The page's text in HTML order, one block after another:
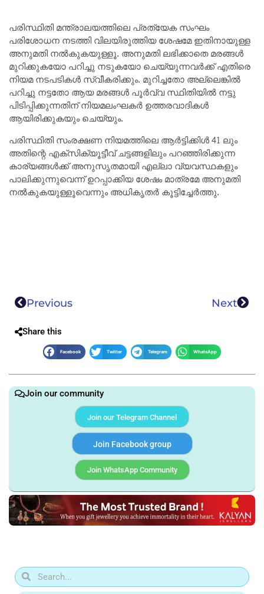
പരിസ്ഥിതി മന്ത്രാലയത്തിലെ പ്രത്യേക സംഘം
പരിശോധന നടത്തി വിലയിരുത്തിയ ശേഷമേ ഇതിനായുള്ള
അനുമതി നൽകുകയുള്ളൂ. അനുമതി ലഭിക്കാതെ മരങ്ങൾ
മുറിക്കുകയോ പറിച്ചു നടുകയോ ചെയ്യുന്നവർക്ക് എതിരെ
നിയമ നടപടികൾ സ്വീകരിക്കും. മുറിച്ചതോ അല്ലെങ്കിൽ
പറിച്ചു നട്ടതോ ആയ മരങ്ങൾ പൂർവ്വ സ്ഥിതിയിൽ നട്ടു
പിടിപ്പിക്കുന്നതിന് നിയമലംഘകർ ഉത്തരവാദികൾ
ആയിരിക്കുകയും ചെയ്യും.
പരിസ്ഥിതി സംരക്ഷണ നിയമത്തിലെ ആർട്ടിക്കിൾ 41 ലും
അതിന്റെ എക്‌സിക്യൂട്ടീവ് ചട്ടങ്ങളിലും പറഞ്ഞിരിക്കുന്ന
കാര്യങ്ങൾക്ക് അനുസൃതമായി എല്ലാ വ്യവസ്ഥകളും
പാലിക്കുന്നുവെന്ന് ഉറപ്പാക്കിയ ശേഷം മാത്രമേ അനുമതി
നൽകുകയുള്ളൂവെന്നും അധികൃതർ കൂട്ടിച്ചേർത്തു.
Previous Next
Share this
Facebook Twitter Telegram WhatsApp
Join our community
Join our Telegram Channel
Join Facebook group
Join WhatsApp Community